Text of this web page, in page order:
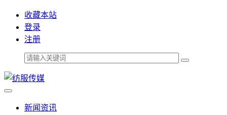
收藏本站
登录
注册
新闻资讯